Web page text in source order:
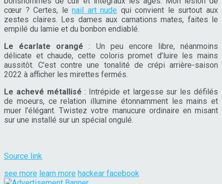
cœur ? Certes, lenail art nude qui convient le surtout aux
zestes claires. Les dames aux carnations mates, faites le
empilé du lamie et du bonbon endiablé.
Le écarlate orangé : Un peu encore libre, néanmoins
délicate et chaude, cette coloris promet d’luire les mains
aussitôt. C’est contre une tonalité de crépi arrière-saison
2022 à afficher les mirettes fermés.
Le achevé métallisé : Intrépide et largesse sur les défilés
de moeurs, ce relation illumine étonnamment les mains et
muer l’élégant. Twistez votre manucure ordinaire en misant
sur une installé sur un spécial ongulé.
Source link
see more learn more hackear facebook